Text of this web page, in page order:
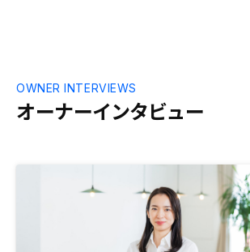
オーナーインタビュー
OWNER INTERVIEWS